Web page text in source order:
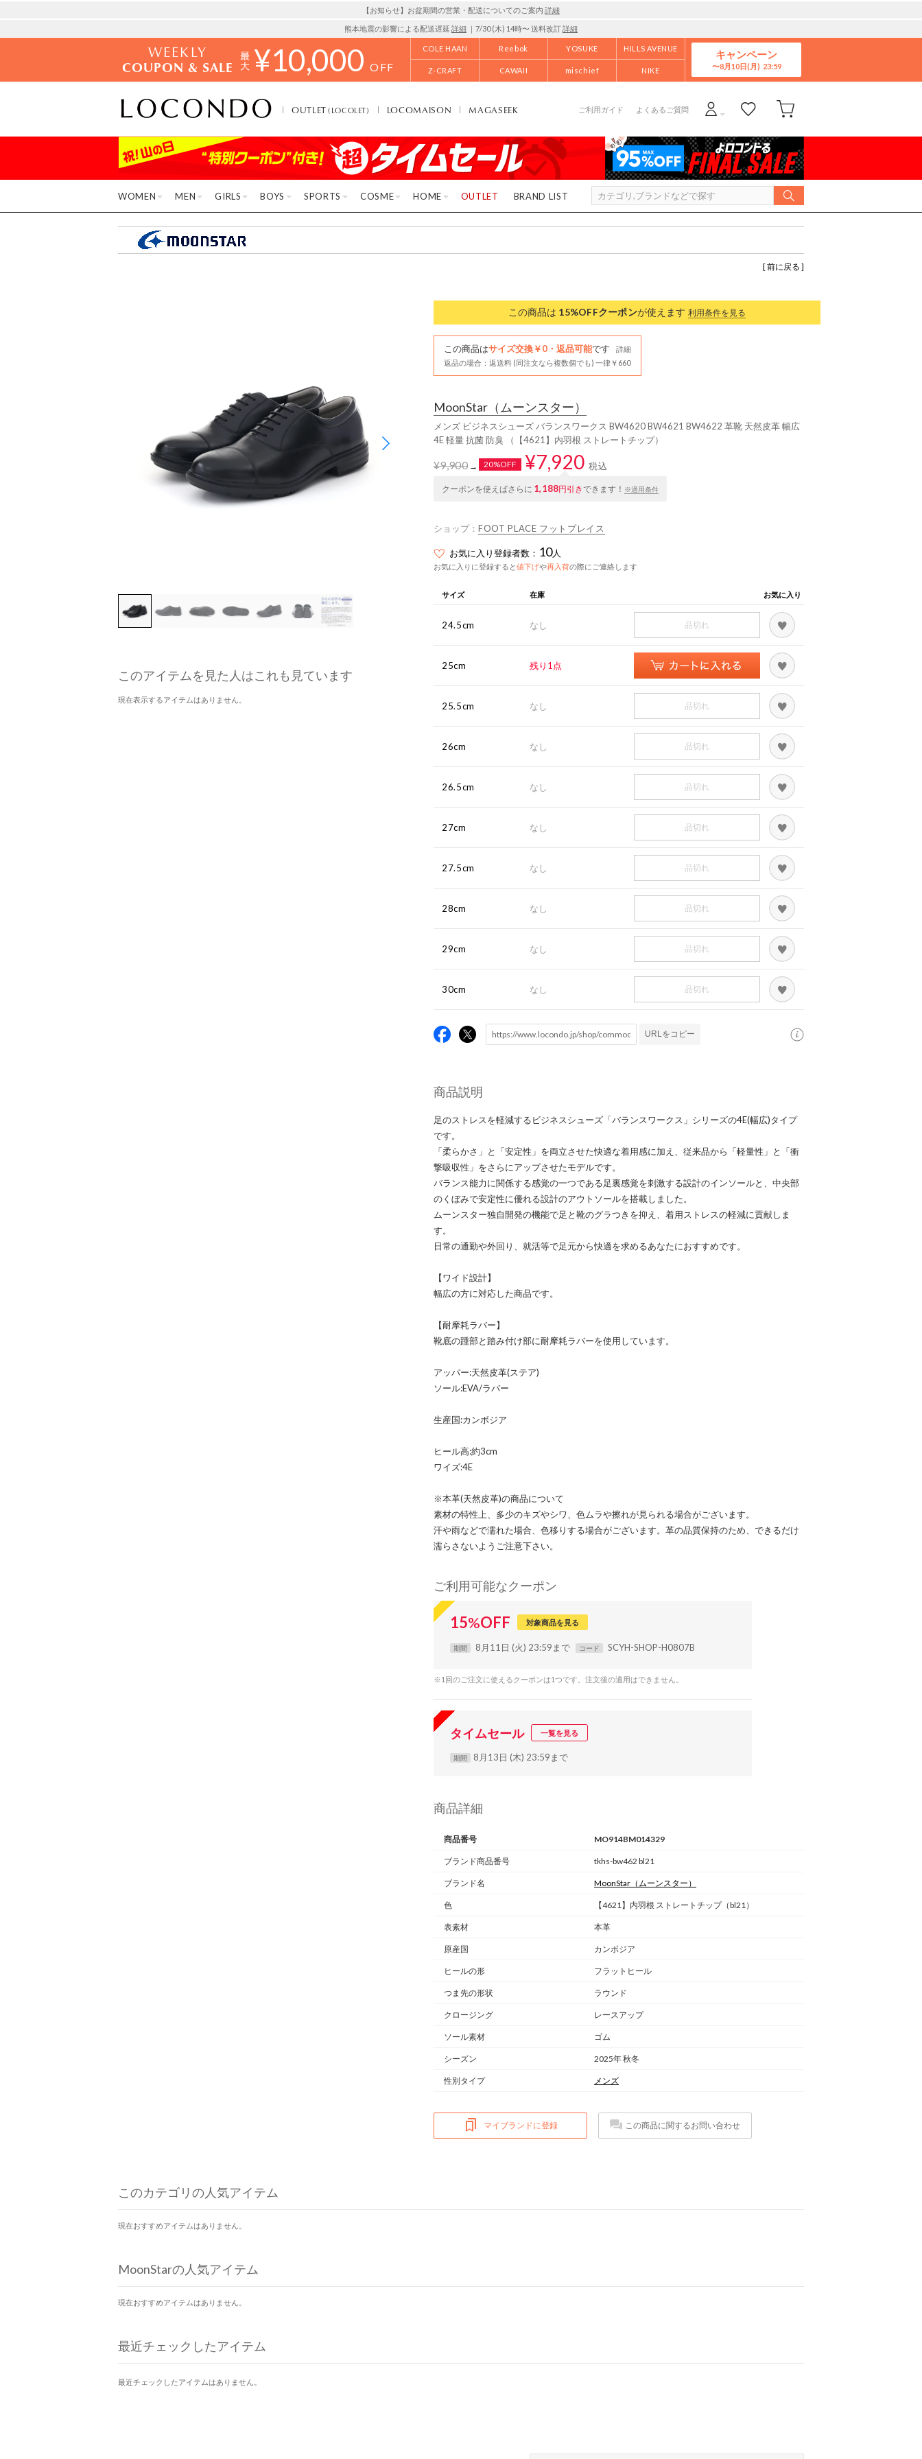
【お知らせ】お盆期間の営業・配送についてのご案内 詳細
熊本地震の影響による配送遅延 詳細 ｜7/30 (木) 14時〜 送料改訂詳細
WEEKLY
COUPON & SALE ¥10,000 OFF
COLE HAAN Reebok YOSUKE HILLS AVENUE
Z-CRAFT CAWAII mischief NIKE
キャンペーン
8月10日(月)
OUTLET(LOCOLET) LOCOMAISON MAGASEEK ご利用ガイド よくあるご質問
WOMEN MEN GIRLS BOYS SPORTS COSME HOME OUTLET BRAND LIST
[ 前に戻る ]
このアイテムを見た人はこれも見ています
現在表示するアイテムはありません。
この商品は 15%OFFクーポンが使えます 利用条件を見る
この商品はサイズ交換￥0・返品可能です
詳細
返品の場合：返送料 (同注文なら複数個でも) 一律￥660
MoonStar （ムーンスター）
メンズ ビジネスシューズ バランスワークス BW4620 BW4621 BW4622 革靴 天然皮革 幅広
4E 軽量 抗菌 防臭 （【4621】内羽根 ストレートチップ）
¥9,900→ 20%OFF ¥7,920 税込
クーポンを使えばさらに 1,188円引きできます！ ※適用条件
ショップ： FOOT PLACE フットプレイス
お気に入り登録者数： 10人
お気に入りに登録すると値下げや再入荷の際にご連絡します
サイズ 在庫 お気に入り
24.5cm なし 品切れ
25cm 残り1点
25.5cm なし 品切れ
26cm なし 品切れ
26.5cm なし 品切れ
27cm なし 品切れ
27.5cm なし 品切れ
28cm なし 品切れ
29cm なし 品切れ
30cm なし 品切れ
URLをコピー
商品説明
足のストレスを軽減するビジネスシューズ「バランスワークス」シリーズの4E(幅広)タイプ
です。
「柔らかさ」と「安定性」を両立させた快適な着用感に加え、従来品から「軽量性」と「衝
撃吸収性」をさらにアップさせたモデルです。
バランス能力に関係する感覚の一つである足裏感覚を刺激する設計のインソールと、中央部
のくぼみで安定性に優れる設計のアウトソールを搭載しました。
ムーンスター独自開発の機能で足と靴のグラつきを抑え、着用ストレスの軽減に貢献しま
す。
日常の通勤や外回り、就活等で足元から快適を求めるあなたにおすすめです。
【ワイド設計】
幅広の方に対応した商品です。
【耐摩耗ラバー】
靴底の踵部と踏み付け部に耐摩耗ラバーを使用しています。
アッパー:天然皮革(ステア)
ソール:EVA/ラバー
生産国:カンボジア
ヒール高:約3cm
ワイズ:4E
※本革(天然皮革)の商品について
素材の特性上、多少のキズやシワ、色ムラや擦れが見られる場合がございます。
汗や雨などで濡れた場合、色移りする場合がございます。革の品質保持のため、できるだけ
濡らさないようご注意下さい。
ご利用可能なクーポン
15%OFF 対象商品を見る
期間 8月11日 (火) 23:59まで コード SCYH-SHOP-H0807B
※1回のご注文に使えるクーポンは1つです。注文後の適用はできません。
タイムセール 一覧を見る
期間 8月13日 (木) 23:59まで
商品詳細
商品番号 MO914BM014329
ブランド商品番号 tkhs-bw462 bl21
ブランド名 MoonStar （ムーンスター）
色 【4621】内羽根 ストレートチップ（bl21）
表素材 本革
原産国 カンボジア
ヒールの形 フラットヒール
つま先の形状 ラウンド
クロージング レースアップ
ソール素材 ゴム
シーズン 2025年 秋冬
性別タイプ メンズ
マイブランドに登録 この商品に関するお問い合わせ
このカテゴリの人気アイテム
現在おすすめアイテムはありません。
MoonStarの人気アイテム
現在おすすめアイテムはありません。
最近チェックしたアイテム
最近チェックしたアイテムはありません。